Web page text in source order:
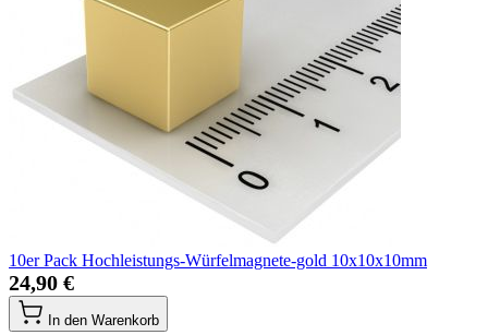
10er Pack Hochleistungs-Würfelmagnete-gold 10x10x10mm
24,90 €
In den Warenkorb